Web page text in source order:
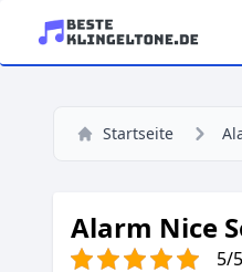
Startseite
Alarm Nice
5/